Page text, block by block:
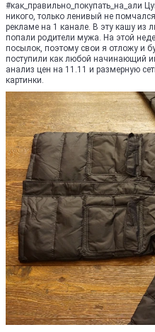
#как_правильно_покупать_на_али
никого, только ленивый не
рекламе на 1 канале. В эту кашу из
попали родители мужа. На этой
посылок, поэтому свои я отложу и
поступили как любой начинающий
анализ цен на 11.11 и размерную
картинки.